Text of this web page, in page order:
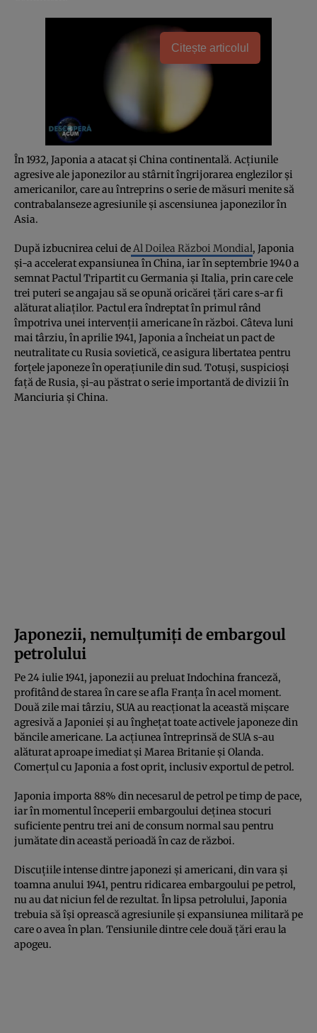
Citește articolul
În 1932, Japonia a atacat și China continentală. Acțiunile
agresive ale japonezilor au stârnit îngrijorarea englezilor și
americanilor, care au întreprins o serie de măsuri menite să
contrabalanseze agresiunile și ascensiunea japonezilor în
Asia.
După izbucnirea celui deAl Doilea Război Mondial, Japonia
și-a accelerat expansiunea în China, iar în septembrie 1940 a
semnat Pactul Tripartit cu Germania și Italia, prin care cele
trei puteri se angajau să se opună oricărei țări care s-ar fi
alăturat aliaților. Pactul era îndreptat în primul rând
împotriva unei intervenții americane în război. Câteva luni
mai târziu, în aprilie 1941, Japonia a încheiat un pact de
neutralitate cu Rusia sovietică, ce asigura libertatea pentru
forțele japoneze în operațiunile din sud. Totuși, suspicioși
față de Rusia, și-au păstrat o serie importantă de divizii în
Manciuria și China.
Japonezii, nemulțumiți de embargoul
petrolului
Pe 24 iulie 1941, japonezii au preluat Indochina franceză,
profitând de starea în care se afla Franța în acel moment.
Două zile mai târziu, SUA au reacționat la această mișcare
agresivă a Japoniei și au înghețat toate activele japoneze din
băncile americane. La acțiunea întreprinsă de SUA s-au
alăturat aproape imediat și Marea Britanie și Olanda.
Comerțul cu Japonia a fost oprit, inclusiv exportul de petrol.
Japonia importa 88% din necesarul de petrol pe timp de pace,
iar în momentul începerii embargoului deținea stocuri
suficiente pentru trei ani de consum normal sau pentru
jumătate din această perioadă în caz de război.
Discuțiile intense dintre japonezi și americani, din vara și
toamna anului 1941, pentru ridicarea embargoului pe petrol,
nu au dat niciun fel de rezultat. În lipsa petrolului, Japonia
trebuia să își oprească agresiunile și expansiunea militară pe
care o avea în plan. Tensiunile dintre cele două țări erau la
apogeu.